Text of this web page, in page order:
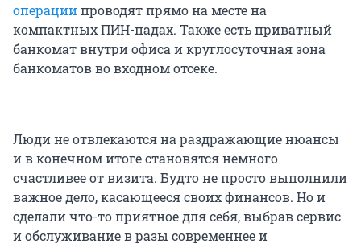
операциипроводят прямо на месте на
компактных ПИН-падах. Также есть приватный
банкомат внутри офиса и круглосуточная зона
банкоматов во входном отсеке.
Люди не отвлекаются на раздражающие нюансы
и в конечном итоге становятся немного
счастливее от визита. Будто не просто выполнили
важное дело, касающееся своих финансов. Но и
сделали что-то приятное для себя, выбрав сервис
и обслуживание в разы современнее и